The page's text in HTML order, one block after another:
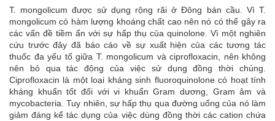
T. mongolicum được sử dụng rộng rãi ở Đông bán cầu. Vì T.
mongolicum có hàm lượng khoáng chất cao nên nó có thể gây ra
các vấn đề tiềm ẩn với sự hấp thụ của quinolone. Vì một nghiên
cứu trước đây đã báo cáo về sự xuất hiện của các tương tác
thuốc đa yếu tố giữa T. mongolicum và ciprofloxacin, nên không
nên bỏ qua tác động của việc sử dụng đồng thời chúng.
Ciprofloxacin là một loại kháng sinh fluoroquinolone có hoạt tính
kháng khuẩn tốt đối với vi khuẩn Gram dương, Gram âm và
mycobacteria. Tuy nhiên, sự hấp thụ qua đường uống của nó làm
giảm đáng kể tác dụng của việc dùng đồng thời các cation chứa